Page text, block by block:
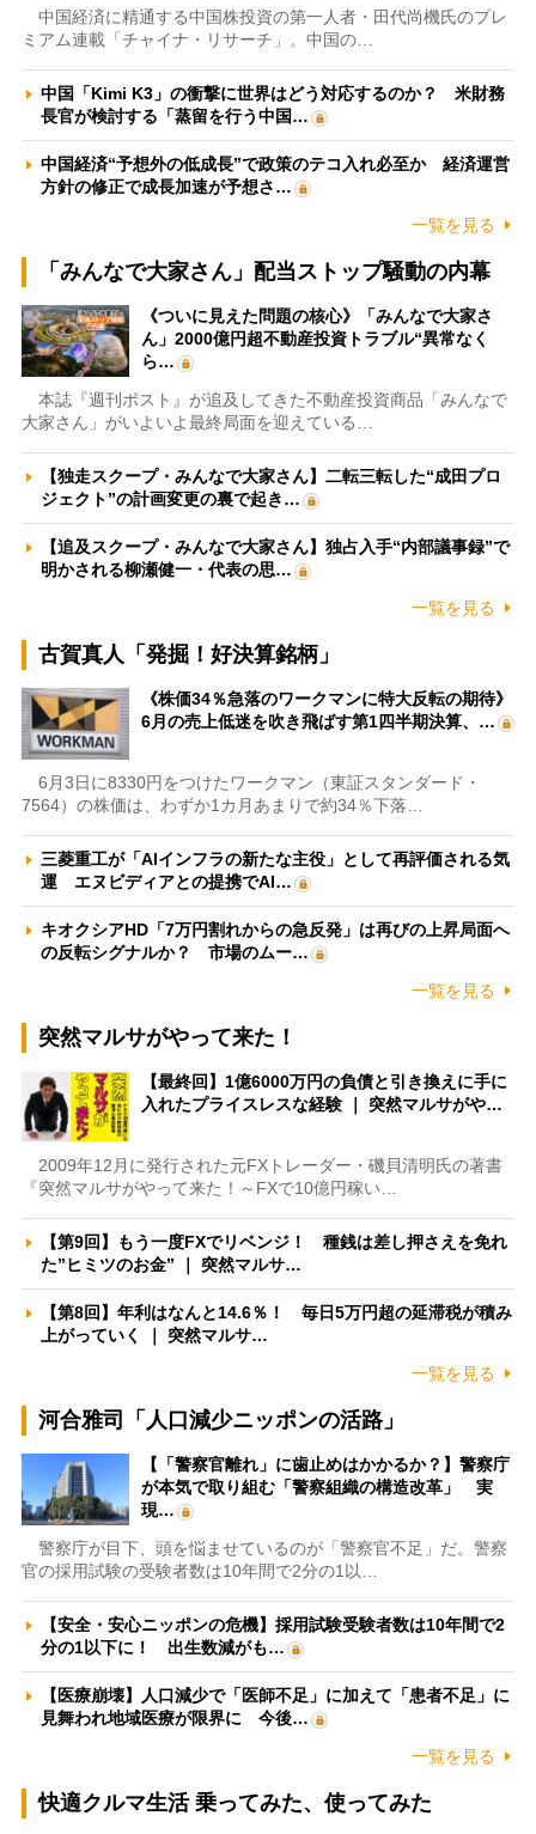
中国経済に精通する中国株投資の第一人者・田代尚機氏のプレ
ミアム連載「チャイナ・リサーチ」。中国の…
中国「Kimi K3」の衝撃に世界はどう対応するのか？ 米財務
長官が検討する「蒸留を行う中国…
中国経済“予想外の低成長”で政策のテコ入れ必至か 経済運営
方針の修正で成長加速が予想さ…
一覧を見る
「みんなで大家さん」配当ストップ騒動の内幕
《ついに見えた問題の核心》「みんなで大家さ
ん」2000億円超不動産投資トラブル“異常なく
ら…
本誌『週刊ポスト』が追及してきた不動産投資商品「みんなで
大家さん」がいよいよ最終局面を迎えている…
【独走スクープ・みんなで大家さん】二転三転した“成田プロ
ジェクト”の計画変更の裏で起き…
【追及スクープ・みんなで大家さん】独占入手“内部議事録”で
明かされる柳瀬健一・代表の思…
一覧を見る
古賀真人「発掘！好決算銘柄」
《株価34％急落のワークマンに特大反転の期待》
6月の売上低迷を吹き飛ばす第1四半期決算、…
6月3日に8330円をつけたワークマン（東証スタンダード・
7564）の株価は、わずか1カ月あまりで約34％下落…
三菱重工が「AIインフラの新たな主役」として再評価される気
運 エヌビディアとの提携でAI…
キオクシアHD「7万円割れからの急反発」は再びの上昇局面へ
の反転シグナルか？ 市場のムー…
一覧を見る
突然マルサがやって来た！
【最終回】1億6000万円の負債と引き換えに手に
入れたプライスレスな経験 ｜ 突然マルサがや…
2009年12月に発行された元FXトレーダー・磯貝清明氏の著書
『突然マルサがやって来た！～FXで10億円稼い…
【第9回】もう一度FXでリベンジ！ 種銭は差し押さえを免れ
た”ヒミツのお金” ｜ 突然マルサ…
【第8回】年利はなんと14.6％！ 毎日5万円超の延滞税が積み
上がっていく ｜ 突然マルサ…
一覧を見る
河合雅司「人口減少ニッポンの活路」
【「警察官離れ」に歯止めはかかるか？】警察庁
が本気で取り組む「警察組織の構造改革」 実
現…
警察庁が目下、頭を悩ませているのが「警察官不足」だ。警察
官の採用試験の受験者数は10年間で2分の1以…
【安全・安心ニッポンの危機】採用試験受験者数は10年間で2
分の1以下に！ 出生数減がも…
【医療崩壊】人口減少で「医師不足」に加えて「患者不足」に
見舞われ地域医療が限界に 今後…
一覧を見る
快適クルマ生活 乗ってみた、使ってみた